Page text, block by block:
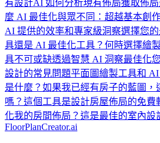
有設計AI 如何分析現有佈局獲取佈
麼 AI 最佳化與眾不同：超越基本創
AI 提供的效率和專家級洞察選擇您
具還是 AI 最佳化工具？ 何時選擇繪
具不可或缺透過智慧 AI 洞察最佳化
設計的常見問題平面圖繪製工具和
是什麼？ 如果我已經有房子的藍圖，
嗎？ 這個工具是設計房屋佈局的免費
化我的房間佈局？ 這是最佳的室內設
FloorPlanCreator.ai